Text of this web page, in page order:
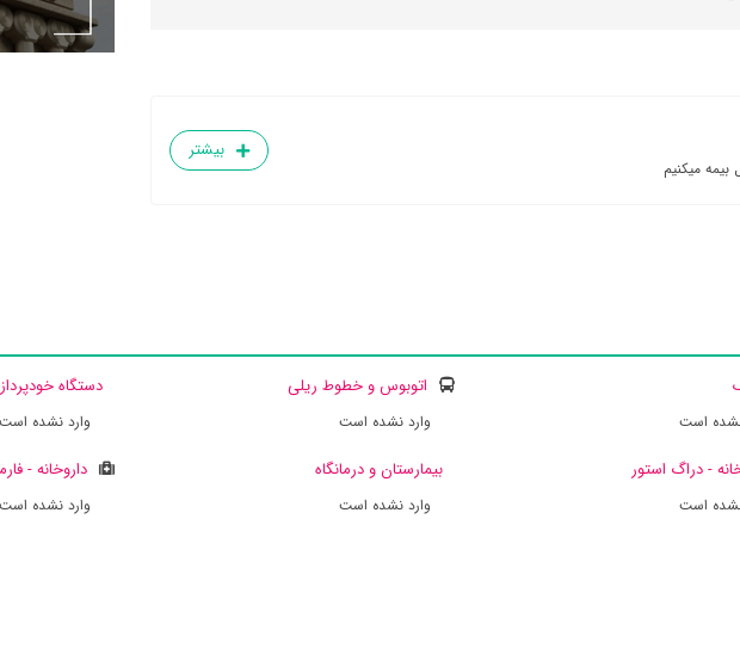
میکنیم
بیشتر
است
اتوبوس و خطوط ریلی
وارد نشده است
دستگاه خودپرداز
وارد نشده است
- دراگ استور
است
بیمارستان و درمانگاه
وارد نشده است
داروخانه -
وارد نشده است